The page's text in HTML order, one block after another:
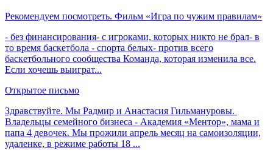
Рекомендуем посмотреть. Фильм «Игра по чужим правилам»
- без финансирования- с игроками, которых никто не брал- в
то время баскетбола - спорта белых- против всего
баскетбольного сообщества Команда, которая изменила все.
Если хочешь выиграт...
Открытое письмо
Здравствуйте. Мы Радмир и Анастасия Гильмануровы.
Владельцы семейного бизнеса - Академия «Ментор», мама и
папа 4 девочек. Мы прожили апрель месяц на самоизоляции,
удаленке, в режиме работы 18 ...